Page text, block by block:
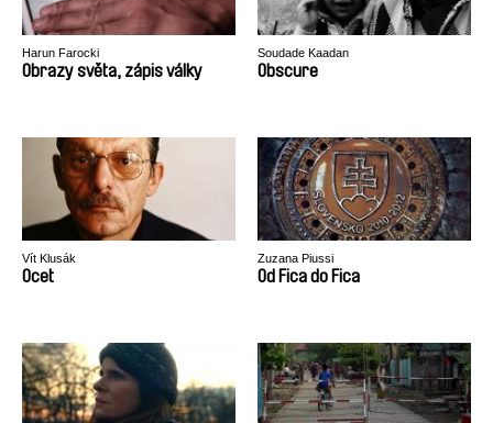
Harun Farocki
Obrazy světa, zápis války
Soudade Kaadan
Obscure
Vít Klusák
Ocet
Zuzana Piussi
Od Fica do Fica